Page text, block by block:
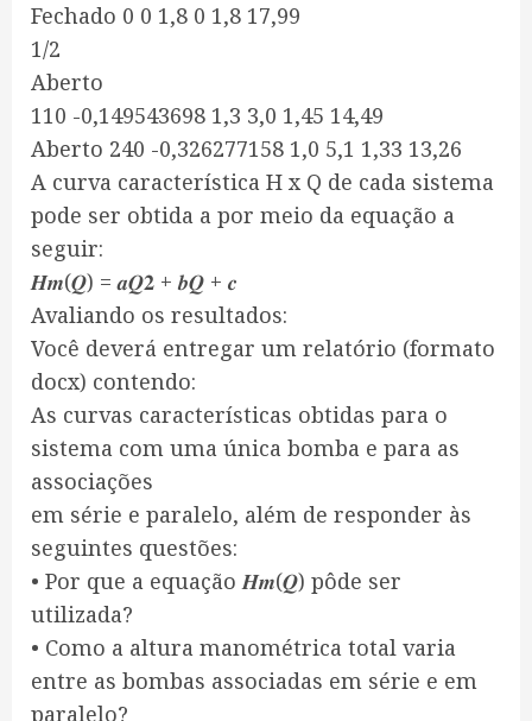
Fechado 0 0 1,8 0 1,8 17,99
1/2
Aberto
110 -0,149543698 1,3 3,0 1,45 14,49
Aberto 240 -0,326277158 1,0 5,1 1,33 13,26
A curva característica H x Q de cada sistema
pode ser obtida a por meio da equação a
seguir:
𝑯𝒎(𝑸) = 𝒂𝑸𝟐 + 𝒃𝑸 + 𝒄
Avaliando os resultados:
Você deverá entregar um relatório (formato
docx) contendo:
As curvas características obtidas para o
sistema com uma única bomba e para as
associações
em série e paralelo, além de responder às
seguintes questões:
• Por que a equação 𝑯𝒎(𝑸) pôde ser
utilizada?
• Como a altura manométrica total varia
entre as bombas associadas em série e em
paralelo?